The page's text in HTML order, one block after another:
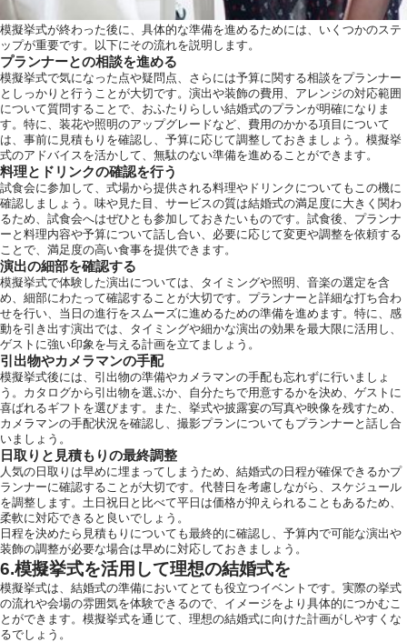
模擬挙式が終わった後に、具体的な準備を進めるためには、いくつかのステ
ップが重要です。以下にその流れを説明します。
プランナーとの相談を進める
模擬挙式で気になった点や疑問点、さらには予算に関する相談をプランナー
としっかりと行うことが大切です。演出や装飾の費用、アレンジの対応範囲
について質問することで、おふたりらしい結婚式のプランが明確になりま
す。特に、装花や照明のアップグレードなど、費用のかかる項目について
は、事前に見積もりを確認し、予算に応じて調整しておきましょう。模擬挙
式のアドバイスを活かして、無駄のない準備を進めることができます。
料理とドリンクの確認を行う
試食会に参加して、式場から提供される料理やドリンクについてもこの機に
確認しましょう。味や見た目、サービスの質は結婚式の満足度に大きく関わ
るため、試食会へはぜひとも参加しておきたいものです。試食後、プランナ
ーと料理内容や予算について話し合い、必要に応じて変更や調整を依頼する
ことで、満足度の高い食事を提供できます。
演出の細部を確認する
模擬挙式で体験した演出については、タイミングや照明、音楽の選定を含
め、細部にわたって確認することが大切です。プランナーと詳細な打ち合わ
せを行い、当日の進行をスムーズに進めるための準備を進めます。特に、感
動を引き出す演出では、タイミングや細かな演出の効果を最大限に活用し、
ゲストに強い印象を与える計画を立てましょう。
引出物やカメラマンの手配
模擬挙式後には、引出物の準備やカメラマンの手配も忘れずに行いましょ
う。カタログから引出物を選ぶか、自分たちで用意するかを決め、ゲストに
喜ばれるギフトを選びます。また、挙式や披露宴の写真や映像を残すため、
カメラマンの手配状況を確認し、撮影プランについてもプランナーと話し合
いましょう。
日取りと見積もりの最終調整
人気の日取りは早めに埋まってしまうため、結婚式の日程が確保できるかプ
ランナーに確認することが大切です。代替日を考慮しながら、スケジュール
を調整します。土日祝日と比べて平日は価格が抑えられることもあるため、
柔軟に対応できると良いでしょう。
日程を決めたら見積もりについても最終的に確認し、予算内で可能な演出や
装飾の調整が必要な場合は早めに対応しておきましょう。
6.模擬挙式を活用して理想の結婚式を
模擬挙式は、結婚式の準備においてとても役立つイベントです。実際の挙式
の流れや会場の雰囲気を体験できるので、イメージをより具体的につかむこ
とができます。模擬挙式を通じて、理想の結婚式に向けた計画がしやすくな
るでしょう。